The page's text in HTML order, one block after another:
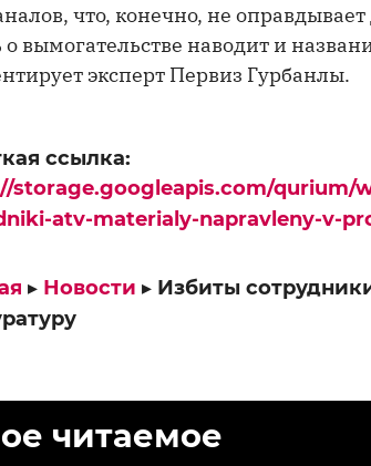
что, конечно, не
вымогательстве наводит и
эксперт Первиз Гурбанлы.
ссылка:
storage.googleapis.com/qurium/
atv-materialy-napravleny-v-
▸ Новости ▸ Избиты
читаемое